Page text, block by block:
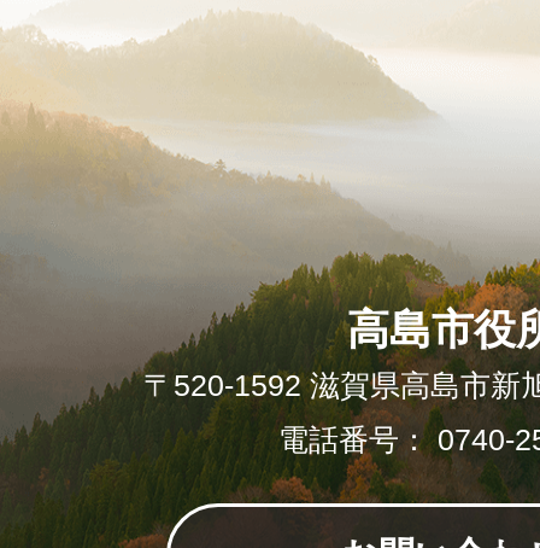
高島市役
〒520-1592 滋賀県高島市新
電話番号： 0740-